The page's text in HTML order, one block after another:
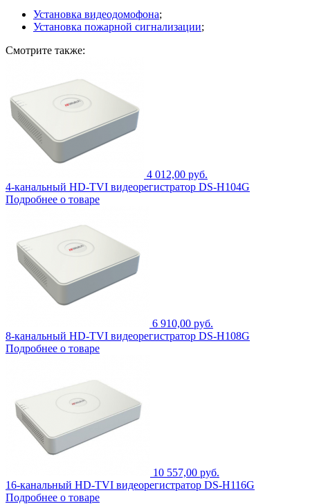
Установка видеодомофона;
Установка пожарной сигнализации;
Смотрите также:
4 012,00 руб.
4-канальный HD-TVI видеорегистратор DS-H104G
Подробнее о товаре
6 910,00 руб.
8-канальный HD-TVI видеорегистратор DS-H108G
Подробнее о товаре
10 557,00 руб.
16-канальный HD-TVI видеорегистратор DS-H116G
Подробнее о товаре